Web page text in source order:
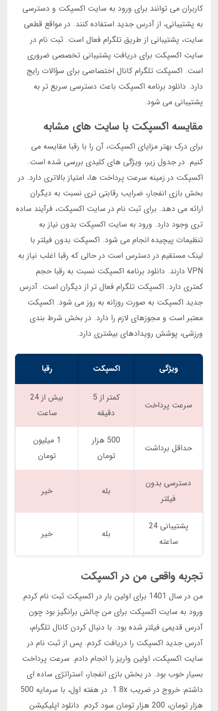
کاربران می توانند برای ورود به سایت اکسپکت و دسترسی
به پشتیبانی، از آدرس جدید استفاده کنند. در مواقع قطعی
سایت، پشتیبانی از طریق تلگرام فعال است. ثبت نام در
سایت اکسپکت برای دریافت پشتیبانی تخصصی ضروری
است. اکسپکت تلگرام کانال اختصاصی برای سؤالات رایج
دارد. دانلود برنامه اکسپکت باعث دسترسی سریع تر به
پشتیبانی می شود.
مقایسه اکسپکت با سایت های مشابه
برای درک بهتر مزایای اکسپکت، آن را با رقبا مقایسه می
کنیم. در جدول زیر، ویژگی های کلیدی بررسی شده است.
اکسپکت در زمینه سرعت پرداخت ها، امتیاز بالاتری دارد. در
بخش بازی انفجار، ضرایب رقابتی تری نسبت به دیگران
ارائه می دهد. برای ثبت نام در سایت اکسپکت، فرآیند ساده
تری وجود دارد. ورود به سایت اکسپکت بدون نیاز به
تنظیمات پیچیده انجام می شود. اکسپکت بدون فیلتر با
لینک مستقیم در دسترس است در حالی که رقبا اغلب نیاز به
VPN دارند. دانلود برنامه اکسپکت نسبت به رقبا حجم
کمتری دارد. اکسپکت تلگرام فعال تر از دیگران است. آدرس
جدید اکسپکت به صورت روزانه به روز می شود. اکسپکت
معتبر است و مجوزهای لازم را دارد. در بخش شرط بندی
ورزشی، پوشش رویدادهای بیشتری دارد.
ویژگی اکسپکت رقبا
سرعت پرداخت
کمتر از 5
دقیقه
بیش از 24
ساعت
حداقل برداشت
500 هزار
تومان
1 میلیون
تومان
دسترسی بدون
فیلتر
بله خیر
پشتیبانی 24
ساعته
بله خیر
تجربه واقعی من در اکسپکت
من در سال 1401 برای اولین بار در اکسپکت ثبت نام کردم.
ورود به سایت اکسپکت برای من چالش برانگیز بود چون
آدرس قدیمی فیلتر شده بود. با دنبال کردن کانال تلگرام،
آدرس جدید اکسپکت را دریافت کردم. پس از ثبت نام در
سایت اکسپکت، اولین واریز را انجام دادم. سرعت پرداخت
بسیار خوب بود. در بخش بازی انفجار، استراتژی ساده ای
داشتم: خروج در ضریب 1.8x. در هفته اول، با سرمایه 500
هزار تومان، 200 هزار تومان سود کردم. دانلود اپلیکیشن